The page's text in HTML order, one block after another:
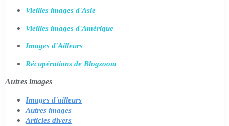
Vieilles images d'Asie
Vieilles images d'Amérique
Images d'Ailleurs
Récupérations de Blogzoom
Autres images
Images d'ailleurs
Autres images
Articles divers